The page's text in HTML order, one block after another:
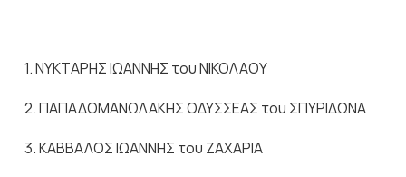
1. ΝΥΚΤΑΡΗΣ ΙΩΑΝΝΗΣ του ΝΙΚΟΛΑΟΥ
2. ΠΑΠΑΔΟΜΑΝΩΛΑΚΗΣ ΟΔΥΣΣΕΑΣ του ΣΠΥΡΙΔΩΝΑ
3. ΚΑΒΒΑΛΟΣ ΙΩΑΝΝΗΣ του ΖΑΧΑΡΙΑ